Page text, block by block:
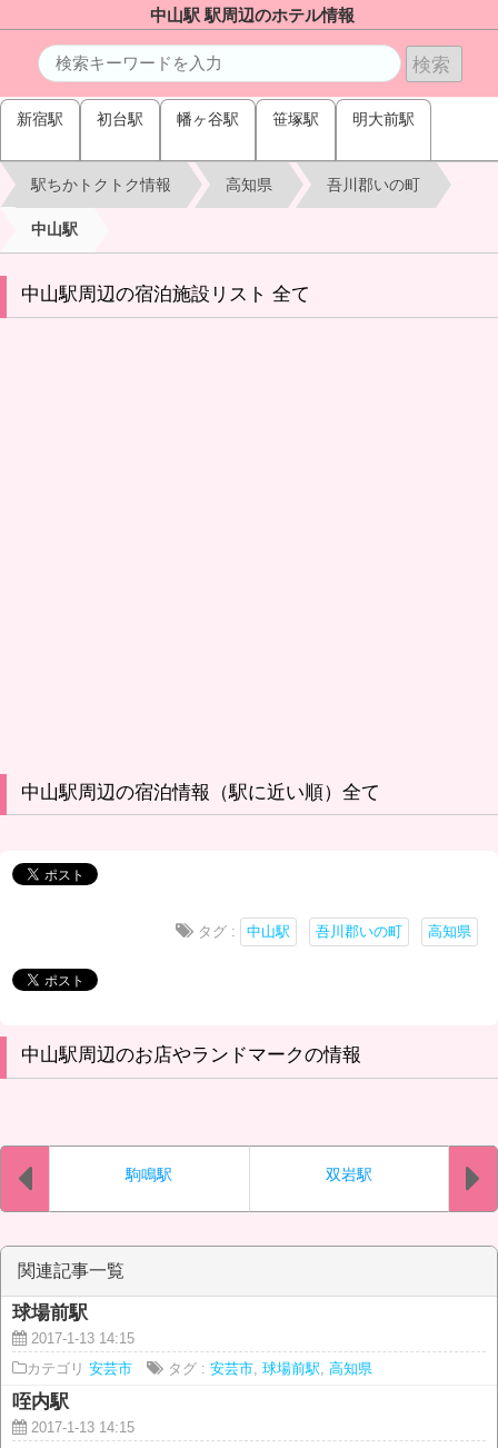
中山駅 駅周辺のホテル情報
新宿駅 初台駅 幡ヶ谷駅 笹塚駅 明大前駅
駅ちかトクトク情報 高知県 吾川郡いの町
中山駅
中山駅周辺の宿泊施設リスト 全て
中山駅周辺の宿泊情報（駅に近い順）全て
タグ : 中山駅 吾川郡いの町 高知県
中山駅周辺のお店やランドマークの情報
駒鳴駅 双岩駅
関連記事一覧
球場前駅
2017-1-13 14:15
カテゴリ 安芸市 タグ : 安芸市, 球場前駅 高知県
咥内駅
2017-1-13 14:15